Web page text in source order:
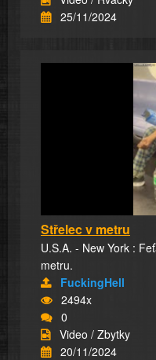
25/11/2024
Střelec v metru
U.S.A. - New York :
metru.
FuckingHell
2494x
0
Video / Zbytky
20/11/2024